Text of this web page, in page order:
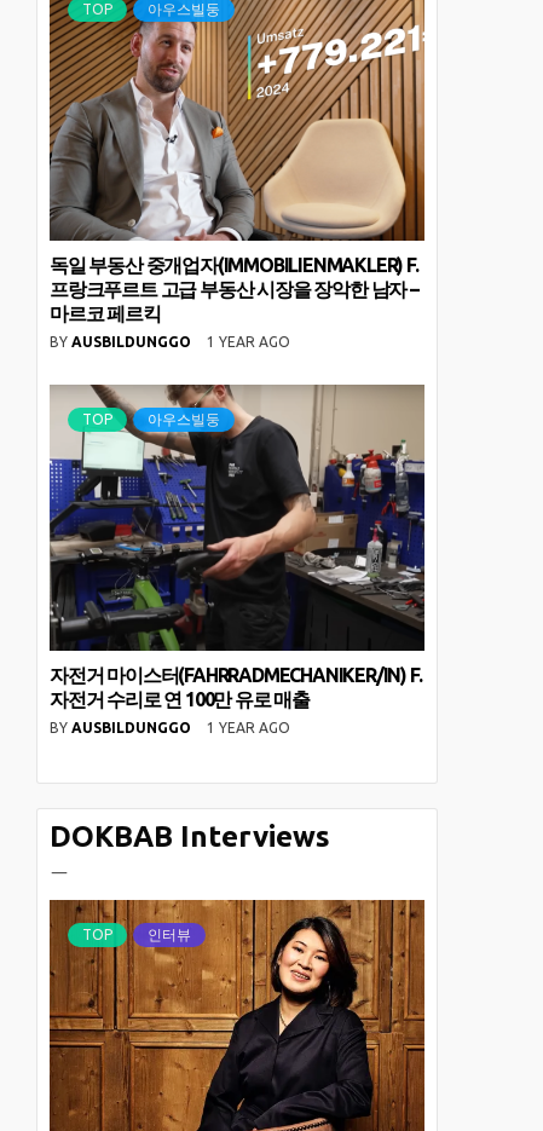
TOP 아우스빌둥
독일 부동산 중개업자(IMMOBILIENMAKLER) F.
프랑크푸르트 고급 부동산 시장을 장악한 남자 –
마르코 페르킥
BY AUSBILDUNGGO 1 YEAR AGO
TOP 아우스빌둥
자전거 마이스터(FAHRRADMECHANIKER/IN) F.
자전거 수리로 연 100만 유로 매출
BY AUSBILDUNGGO 1 YEAR AGO
DOKBAB Interviews
ㅡ
TOP 인터뷰